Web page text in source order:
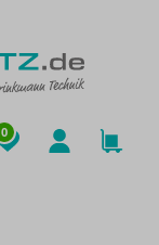
0